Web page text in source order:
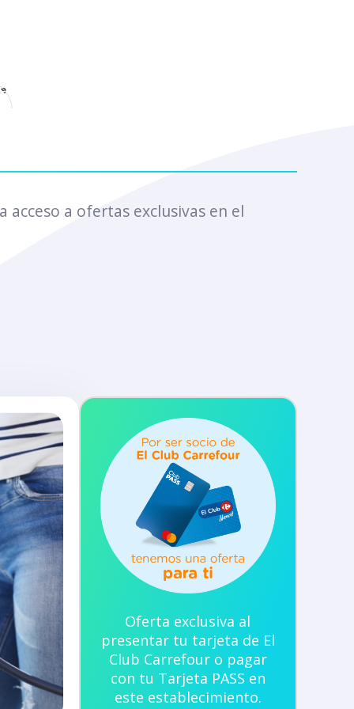
acceso a ofertas exclusivas en el
Oferta exclusiva al
presentar tu tarjeta de El
Club Carrefour o pagar
con tu Tarjeta PASS en
este establecimiento.